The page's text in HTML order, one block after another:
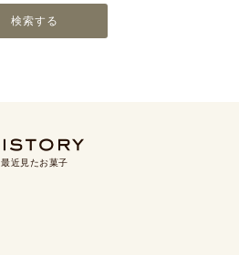
最近見たお菓子